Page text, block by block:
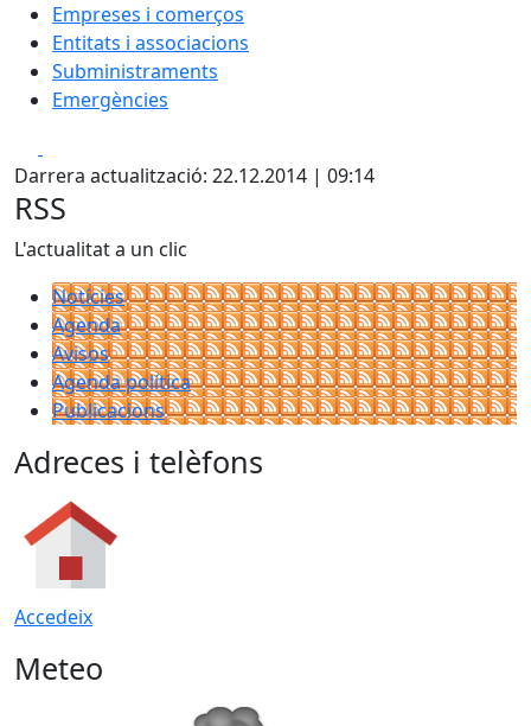
Empreses i comerços
Entitats i associacions
Subministraments
Emergències
Darrera actualització: 22.12.2014 | 09:14
RSS
L'actualitat a un clic
Notícies
Agenda
Avisos
Agenda política
Publicacions
Adreces i telèfons
Accedeix
Meteo